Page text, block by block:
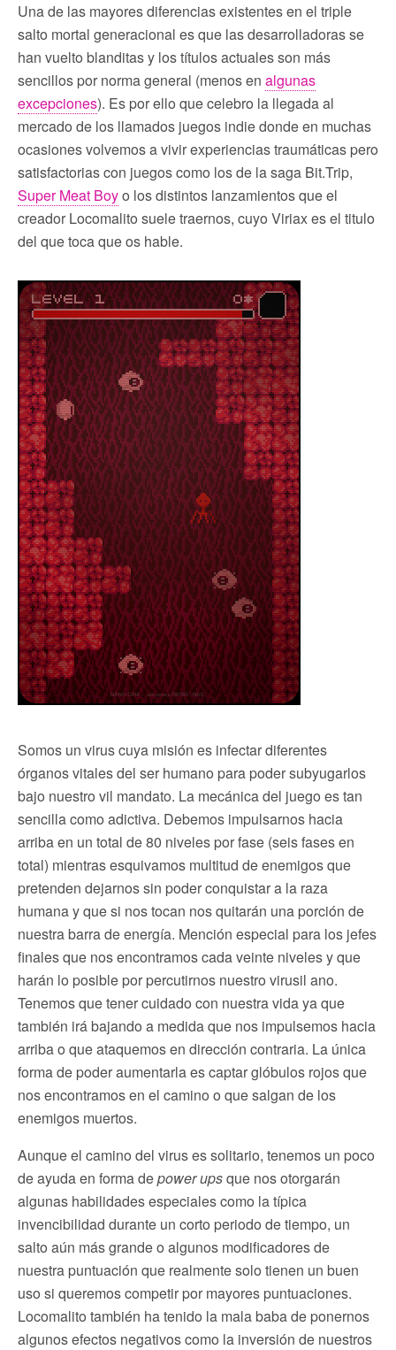
Una de las mayores diferencias existentes en el triple
salto mortal generacional es que las desarrolladoras se
han vuelto blanditas y los títulos actuales son más
sencillos por norma general (menos en algunas
excepciones). Es por ello que celebro la llegada al
mercado de los llamados juegos indie donde en muchas
ocasiones volvemos a vivir experiencias traumáticas pero
satisfactorias con juegos como los de la saga Bit.Trip,
Super Meat Boyo los distintos lanzamientos que el
creador Locomalito suele traernos, cuyo Viriax es el titulo
del que toca que os hable.
Somos un virus cuya misión es infectar diferentes
órganos vitales del ser humano para poder subyugarlos
bajo nuestro vil mandato. La mecánica del juego es tan
sencilla como adictiva. Debemos impulsarnos hacia
arriba en un total de 80 niveles por fase (seis fases en
total) mientras esquivamos multitud de enemigos que
pretenden dejarnos sin poder conquistar a la raza
humana y que si nos tocan nos quitarán una porción de
nuestra barra de energía. Mención especial para los jefes
finales que nos encontramos cada veinte niveles y que
harán lo posible por percutirnos nuestro virusil ano.
Tenemos que tener cuidado con nuestra vida ya que
también irá bajando a medida que nos impulsemos hacia
arriba o que ataquemos en dirección contraria. La única
forma de poder aumentarla es captar glóbulos rojos que
nos encontramos en el camino o que salgan de los
enemigos muertos.
Aunque el camino del virus es solitario, tenemos un poco
de ayuda en forma depower upsque nos otorgarán
algunas habilidades especiales como la típica
invencibilidad durante un corto periodo de tiempo, un
salto aún más grande o algunos modificadores de
nuestra puntuación que realmente solo tienen un buen
uso si queremos competir por mayores puntuaciones.
Locomalito también ha tenido la mala baba de ponernos
algunos efectos negativos como la inversión de nuestros